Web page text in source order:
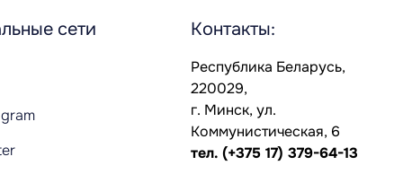
сети Контакты:
Республика Беларусь,
220029,
г. Минск, ул.
Коммунистическая, 6
тел. (+375 17) 379-64-13